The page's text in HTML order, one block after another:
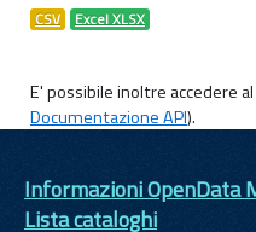
CSV Excel XLSX
E' possibile inoltre accedere
Documentazione API).
Informazioni OpenData
Lista cataloghi